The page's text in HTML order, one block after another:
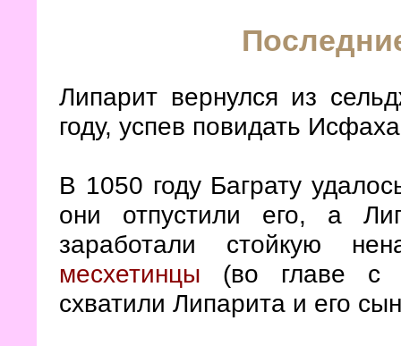
Липарит вернулся из
году, успев повидать
В 1050 году Баграту
они отпустили его, а
заработали стойкую
месхетинцы (во главе с
схватили Липарита и его